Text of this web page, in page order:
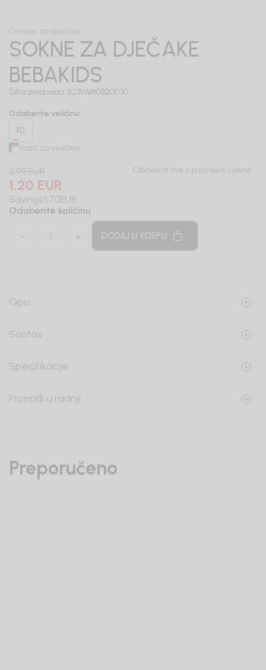
Čarape za dječake
SOKNE ZA DJEČAKE
BEBAKIDS
Šifra proizvoda: 6239AM0320E00
Odaberite veličinu:
10
Vodič za veličinu
2,90 EUR
1,20 EUR
Savings:1,70EUR
Obavjesti me o promijeni cijene
Odaberite količinu
DODAJ U KORPU
Opis
Sastav
Specifikacije
Pronađi u radnji
Preporučeno